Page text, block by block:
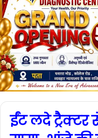
ईंट लदे ट्रैक्टर